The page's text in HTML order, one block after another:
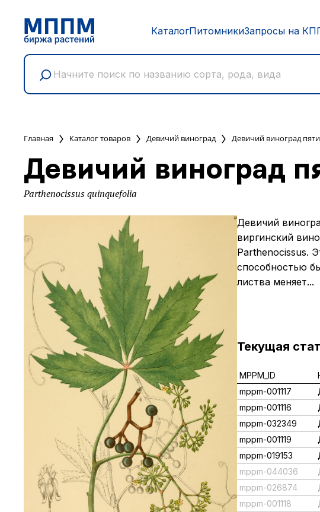
КаталогПитомникиЗапросы на КП
Главная Каталог товаров Девичий виноград Девичий виноград
Девичий виноград
Parthenocissus quinquefolia
Девичий
виргинский
Parthenocissus.
способностью
листва меняет...
Текущая
MPPM_ID
mppm-001117
mppm-001116
mppm-032349
mppm-001119
mppm-019153
mppm-044036
mppm-026874
mppm-001118